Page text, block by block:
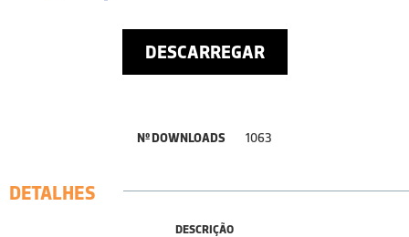
DESCARREGAR
Nº DOWNLOADS 1063
DETALHES
DESCRIÇÃO